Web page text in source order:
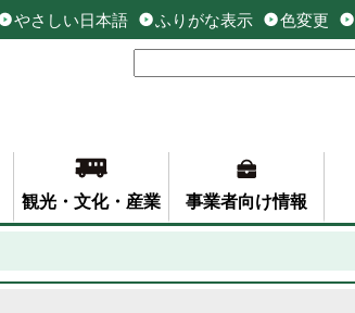
やさしい日本語 ふりがな表示 色変更
観光・文化・産業 事業者向け情報